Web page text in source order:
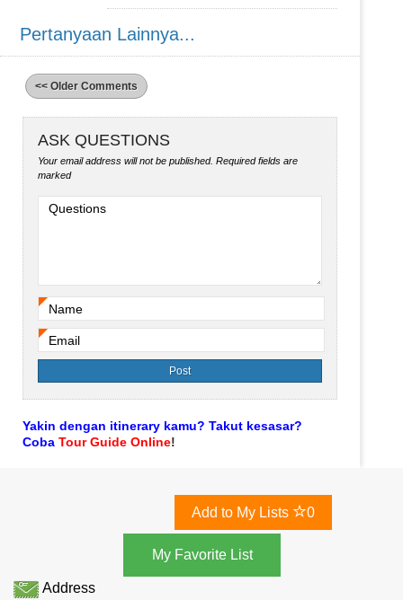
Pertanyaan Lainnya...
<< Older Comments
ASK QUESTIONS
Your email address will not be published. Required fields are
marked
Questions
Name
Email
Yakin dengan itinerary kamu? Takut kesasar?
Coba Tour Guide Online!
Add to My Lists 0
Address